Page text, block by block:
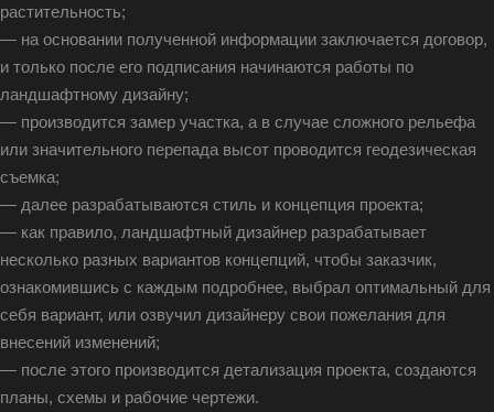
растительность;
— на основании полученной информации заключается договор,
и только после его подписания начинаются работы по
ландшафтному дизайну;
— производится замер участка, а в случае сложного рельефа
или значительного перепада высот проводится геодезическая
съемка;
— далее разрабатываются стиль и концепция проекта;
— как правило, ландшафтный дизайнер разрабатывает
несколько разных вариантов концепций, чтобы заказчик,
ознакомившись с каждым подробнее, выбрал оптимальный для
себя вариант, или озвучил дизайнеру свои пожелания для
внесений изменений;
— после этого производится детализация проекта, создаются
планы, схемы и рабочие чертежи.